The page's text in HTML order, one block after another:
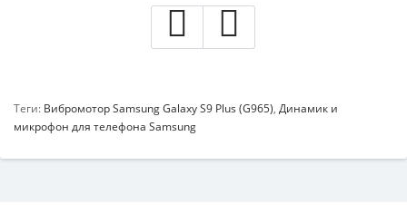
Теги: Вибромотор Samsung Galaxy S9 Plus (G965), Динамик и
микрофон для телефона Samsung